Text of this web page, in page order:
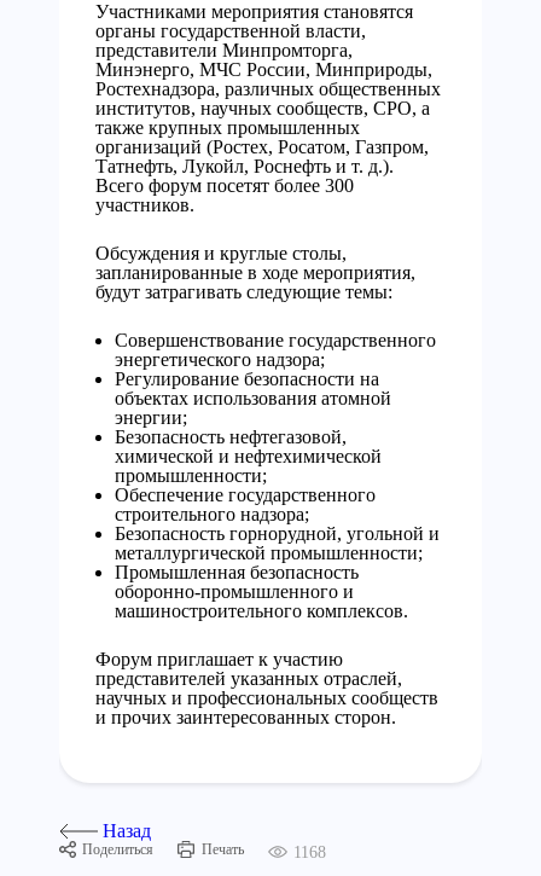
Участниками мероприятия становятся
органы государственной власти,
представители Минпромторга,
Минэнерго, МЧС России, Минприроды,
Ростехнадзора, различных общественных
институтов, научных сообществ, СРО, а
также крупных промышленных
организаций (Ростех, Росатом, Газпром,
Татнефть, Лукойл, Роснефть и т. д.).
Всего форум посетят более 300
участников.
Обсуждения и круглые столы,
запланированные в ходе мероприятия,
будут затрагивать следующие темы:
Совершенствование государственного
энергетического надзора;
Регулирование безопасности на
объектах использования атомной
энергии;
Безопасность нефтегазовой,
химической и нефтехимической
промышленности;
Обеспечение государственного
строительного надзора;
Безопасность горнорудной, угольной и
металлургической промышленности;
Промышленная безопасность
оборонно-промышленного и
машиностроительного комплексов.
Форум приглашает к участию
представителей указанных отраслей,
научных и профессиональных сообществ
и прочих заинтересованных сторон.
Назад
Поделиться Печать 1168